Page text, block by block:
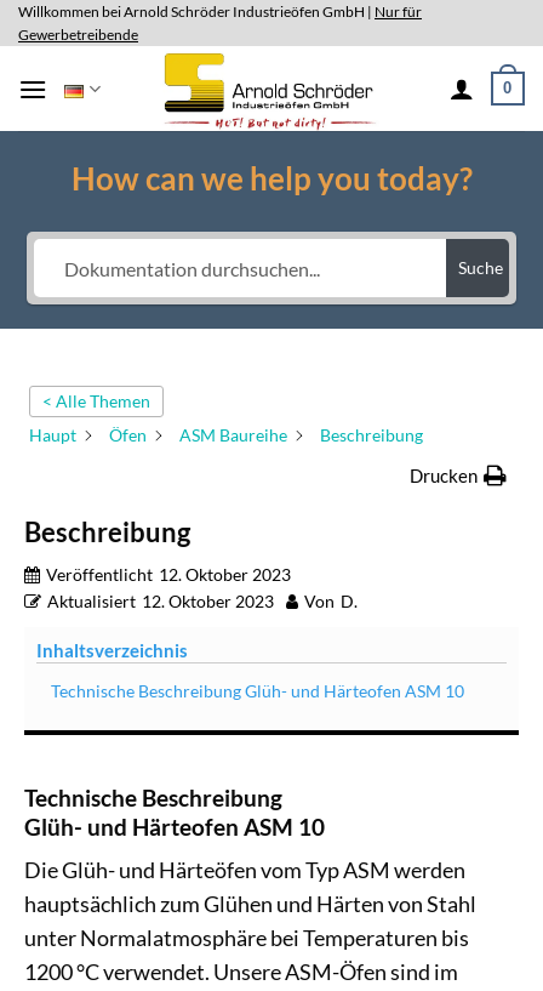
Skip
to
Willkommen bei Arnold Schröder Industrieöfen GmbH | Nur für
Gewerbetreibende
0
How can we help you today?
Suche
< Alle Themen
Haupt
Öfen ASM Baureihe Beschreibung
Drucken
Beschreibung
Veröffentlicht 12. Oktober 2023
Aktualisiert 12. Oktober 2023 Von D.
Inhaltsverzeichnis
Technische Beschreibung Glüh- und Härteofen ASM 10
Technische Beschreibung
Glüh- und Härteofen ASM 10
Die Glüh- und Härteöfen vom Typ ASM werden
hauptsächlich zum Glühen und Härten von Stahl
unter Normalatmosphäre bei Temperaturen bis
1200 °C verwendet. Unsere ASM-Öfen sind im